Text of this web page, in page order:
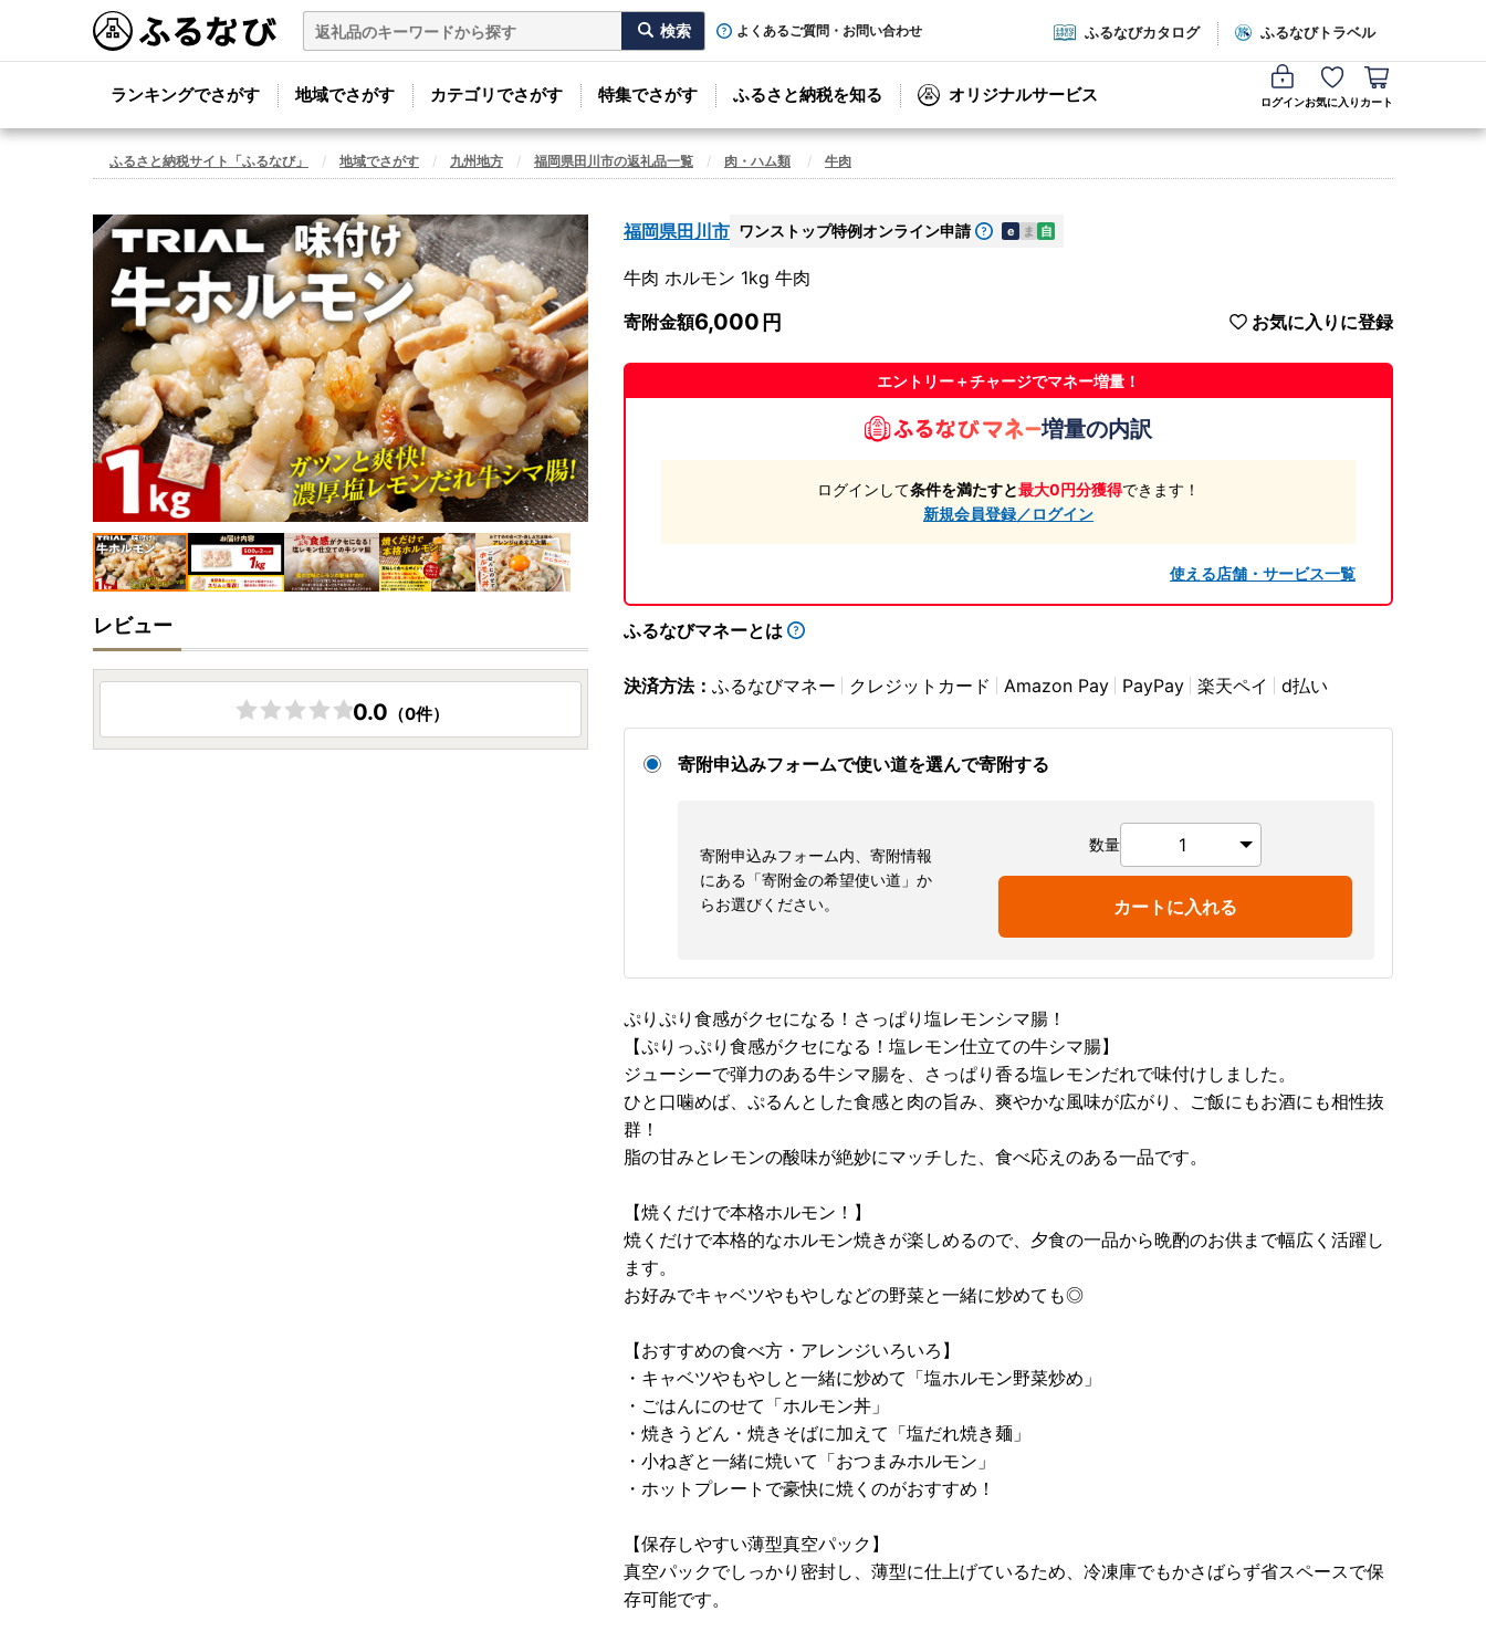
よくあるご質問・お問い合わせ ふるなびカタログ ふるなびトラベル
ランキングでさがす 地域でさがす カテゴリでさがす 特集でさがす ふるさと納税を知る オリジナルサービス ログインお気に入り カート
ふるさと納税サイト「ふるなび」 地域でさがす 九州地方 福岡県田川市の返礼品一覧 肉・ハム類 牛肉
福岡県田川市 ワンストップ特例オンライン申請 e ま 自
牛肉 ホルモン 1kg 牛肉
寄附金額6,000 お気に入りに登録
エントリー＋チャージでマネー増量！
増量の内訳
ログインして条件を満たすと最大0円分獲得できます！
新規会員登録／ログイン
使える店舗・サービス一覧
ふるなびマネーとは
決済方法： ふるなびマネー クレジットカード Amazon Pay PayPay 楽天ペイ d払い
寄附申込みフォームで使い道を選んで寄附する
寄附申込みフォーム内、寄附情報
にある「寄附金の希望使い道」か
らお選びください。
数量
カートに入れる
ぷりぷり食感がクセになる！さっぱり塩レモンシマ腸！
【ぷりっぷり食感がクセになる！塩レモン仕立ての牛シマ腸】
ジューシーで弾力のある牛シマ腸を、さっぱり香る塩レモンだれで味付けしました。
ひと口噛めば、ぷるんとした食感と肉の旨み、爽やかな風味が広がり、ご飯にもお酒にも相性抜
群！
脂の甘みとレモンの酸味が絶妙にマッチした、食べ応えのある一品です。
【焼くだけで本格ホルモン！】
焼くだけで本格的なホルモン焼きが楽しめるので、夕食の一品から晩酌のお供まで幅広く活躍し
ます。
お好みでキャベツやもやしなどの野菜と一緒に炒めても◎
【おすすめの食べ方・アレンジいろいろ】
・キャベツやもやしと一緒に炒めて「塩ホルモン野菜炒め」
・ごはんにのせて「ホルモン丼」
・焼きうどん・焼きそばに加えて「塩だれ焼き麺」
・小ねぎと一緒に焼いて「おつまみホルモン」
・ホットプレートで豪快に焼くのがおすすめ！
【保存しやすい薄型真空パック】
真空パックでしっかり密封し、薄型に仕上げているため、冷凍庫でもかさばらず省スペースで保
存可能です。
レビュー
0.0 （0件）